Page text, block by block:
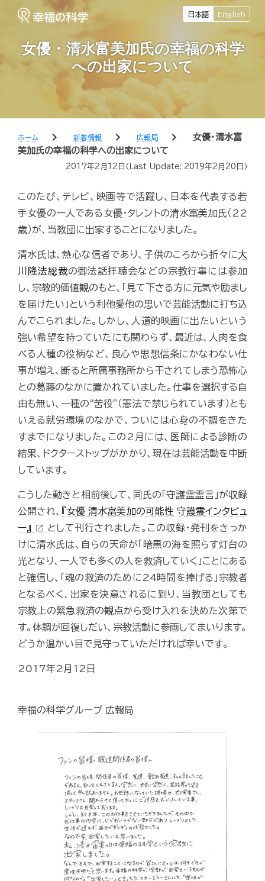
日本語 English
女優・清水富美加氏の幸福の科学
への出家について
ホーム chevron_right 新着情報 chevron_right 広報局 chevron_right
女優・清水富
美加氏の幸福の科学への出家について
2017年2月12日 （Last Update: 2019年2月20日 ）
このたび、テレビ、映画等で活躍し、日本を代表する若
手女優の一人である女優・タレントの清水富美加氏（22
歳）が、当教団に出家することになりました。
清水氏は、熱心な信者であり、子供のころから折々に大
川隆法総裁の御法話拝聴会などの宗教行事には参加
し、宗教的価値観のもと、「見て下さる方に元気や励まし
を届けたい」という利他愛他の思いで芸能活動に打ち込
んでこられました。しかし、人道的映画に出たいという
強い希望を持っていたにも関わらず、最近は、人肉を食
べる人種の役柄など、良心や思想信条にかなわない仕
事が増え、断ると所属事務所から干されてしまう恐怖心
との葛藤のなかに置かれていました。仕事を選択する自
由も無い、一種の“苦役”（憲法で禁じられています）とも
いえる就労環境のなかで、ついには心身の不調をきた
すまでになりました。この2月には、医師による診断の
結果、ドクターストップがかかり、現在は芸能活動を中断
しています。
こうした動きと相前後して、同氏の「守護霊霊言」が収録
公開され、
『女優 清水富美加の可能性 守護霊インタビュ
ー』
open_in_new
として刊行されました。この収録・発刊をきっか
けに清水氏は、自らの天命が「暗黒の海を照らす灯台の
光となり、一人でも多くの人を救済していく」ことにある
と確信し、「魂の救済のために24時間を捧げる」宗教者
となるべく、出家を決意されるに到り、当教団としても
宗教上の緊急救済の観点から受け入れを決めた次第で
す。体調が回復しだい、宗教活動に参画してまいります。
どうか温かい目で見守っていただければ幸いです。
2017年2月12日
幸福の科学グループ 広報局